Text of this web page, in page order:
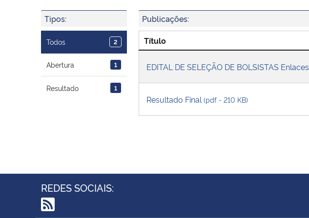
Tipos:
Todos 2
Abertura 1
Resultado 1
Publicações:
Título
EDITAL DE SELEÇÃO DE BOLSISTAS Enlaces
Resultado Final (pdf - 210 KB)
REDES SOCIAIS: